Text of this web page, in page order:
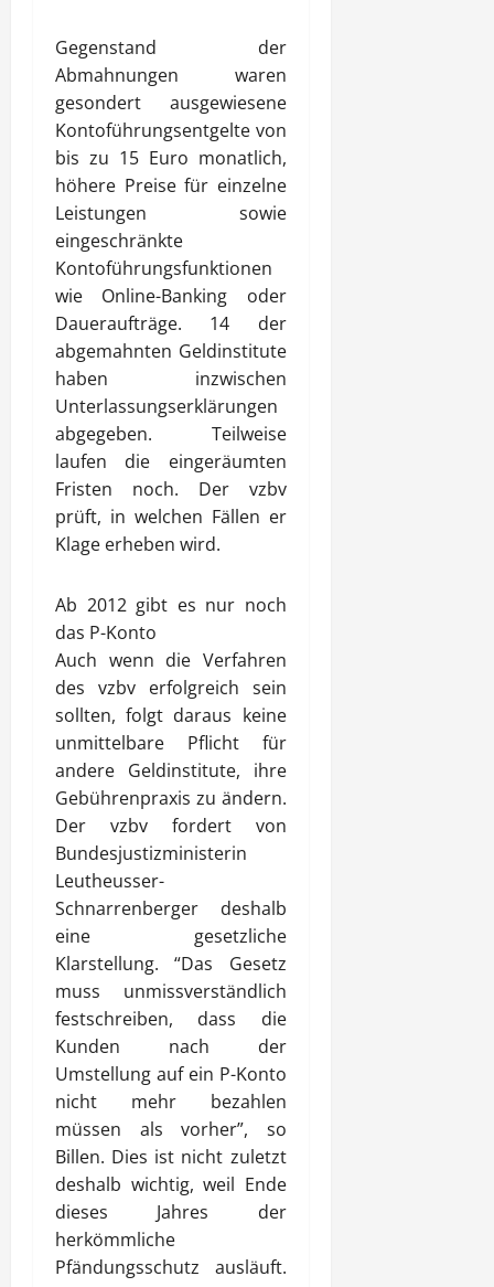
Gegenstand der
Abmahnungen waren
gesondert ausgewiesene
Kontoführungsentgelte von
bis zu 15 Euro monatlich,
höhere Preise für einzelne
Leistungen sowie
eingeschränkte
Kontoführungsfunktionen
wie Online-Banking oder
Daueraufträge. 14 der
abgemahnten Geldinstitute
haben inzwischen
Unterlassungserklärungen
abgegeben. Teilweise
laufen die eingeräumten
Fristen noch. Der vzbv
prüft, in welchen Fällen er
Klage erheben wird.
Ab 2012 gibt es nur noch
das P-Konto
Auch wenn die Verfahren
des vzbv erfolgreich sein
sollten, folgt daraus keine
unmittelbare Pflicht für
andere Geldinstitute, ihre
Gebührenpraxis zu ändern.
Der vzbv fordert von
Bundesjustizministerin
Leutheusser-
Schnarrenberger deshalb
eine gesetzliche
Klarstellung. “Das Gesetz
muss unmissverständlich
festschreiben, dass die
Kunden nach der
Umstellung auf ein P-Konto
nicht mehr bezahlen
müssen als vorher”, so
Billen. Dies ist nicht zuletzt
deshalb wichtig, weil Ende
dieses Jahres der
herkömmliche
Pfändungsschutz ausläuft.